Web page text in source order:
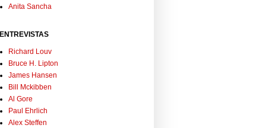
Anita Sancha
ENTREVISTAS
Richard Louv
Bruce H. Lipton
James Hansen
Bill Mckibben
Al Gore
Paul Ehrlich
Alex Steffen